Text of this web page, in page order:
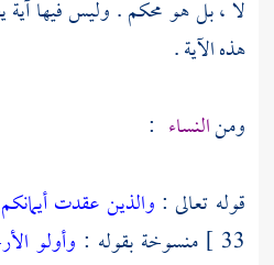
لا ، بل هو محكم . وليس فيها
هذه الآية .
ومنالنساء :
قوله تعالى : والذين عقدت
33 ] منسوخة بقوله :
وأولو